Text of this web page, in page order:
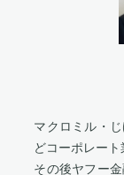
マクロミル・
どコーポレート
その後ヤフー